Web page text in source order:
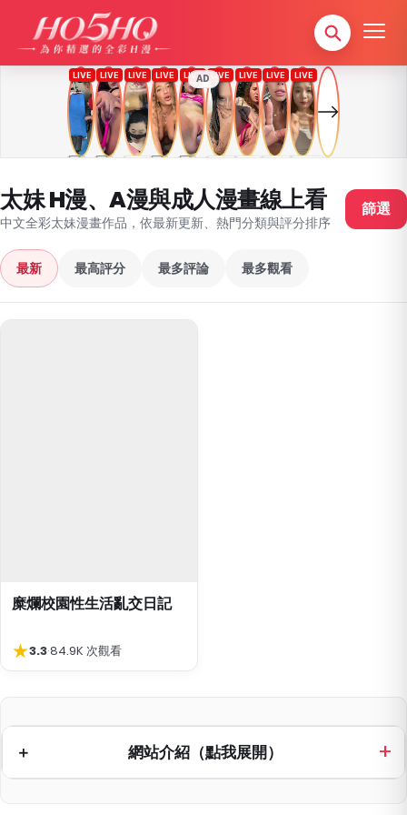
AD
太妹 H漫、A漫與成人漫畫線上看
中文全彩太妹漫畫作品，依最新更新、熱門分類與評分排序
篩選
最新 最高評分 最多評論 最多觀看
糜爛校園性生活亂交日記
★3.3·84.9K 次觀看
網站介紹（點我展開）